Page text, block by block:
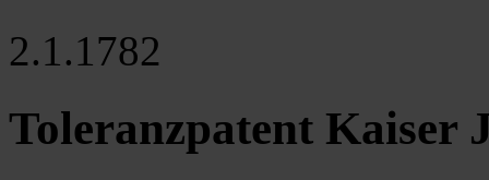
2.1.1782
Toleranzpatent Kaiser